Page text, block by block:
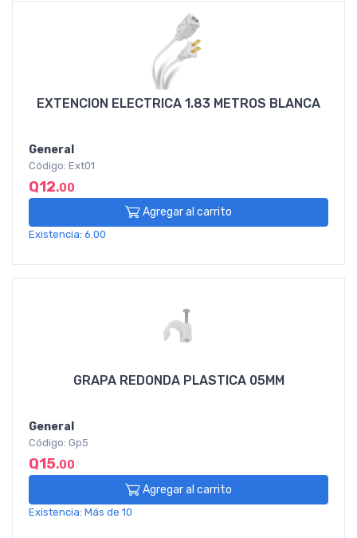
EXTENCION ELECTRICA 1.83 METROS BLANCA
General
Código: Ext01
Q12.00
Agregar al carrito
Existencia: 6.00
GRAPA REDONDA PLASTICA 05MM
General
Código: Gp5
Q15.00
Agregar al carrito
Existencia: Más de 10